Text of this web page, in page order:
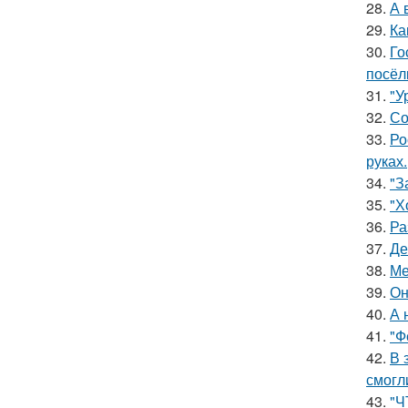
28. А
29.
30.
31.
32.
33.
руках.
34.
35.
36.
37.
38.
39.
40. А
41.
42. В
43.